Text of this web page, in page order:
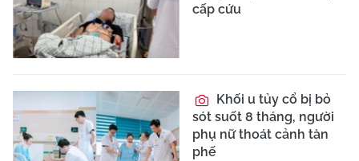
cấp cứu
Khối u tủy cổ bị bỏ
sót suốt 8 tháng, người
phụ nữ thoát cảnh tàn
phế